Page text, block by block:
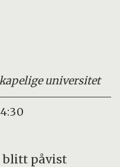
universitet
blitt påvist